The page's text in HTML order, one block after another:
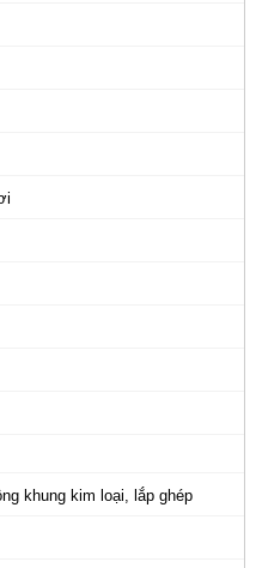
khung kim loại, lắp ghép